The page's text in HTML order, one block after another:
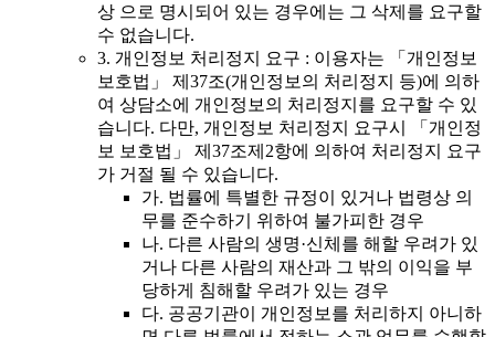
상 으로 명시되어 있는 경우에는 그 삭제를 요구할
수 없습니다.
3. 개인정보 처리정지 요구 : 이용자는 「개인정보
보호법」 제37조(개인정보의 처리정지 등)에 의하
여 상담소에 개인정보의 처리정지를 요구할 수 있
습니다. 다만, 개인정보 처리정지 요구시 「개인정
보 보호법」 제37조제2항에 의하여 처리정지 요구
가 거절 될 수 있습니다.
가. 법률에 특별한 규정이 있거나 법령상 의
무를 준수하기 위하여 불가피한 경우
나. 다른 사람의 생명·신체를 해할 우려가 있
거나 다른 사람의 재산과 그 밖의 이익을 부
당하게 침해할 우려가 있는 경우
다. 공공기관이 개인정보를 처리하지 아니하